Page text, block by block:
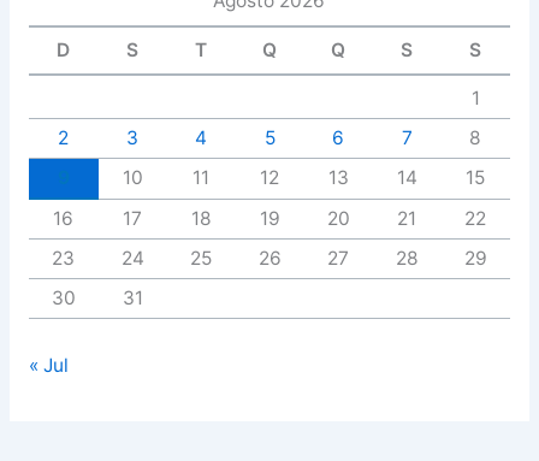
D S T Q Q S S
1
2
3 4 5 6 7
8
10 11 12 13 14
15
16
17 18 19 20 21
22
23
24 25 26 27 28
29
30
31
« Jul